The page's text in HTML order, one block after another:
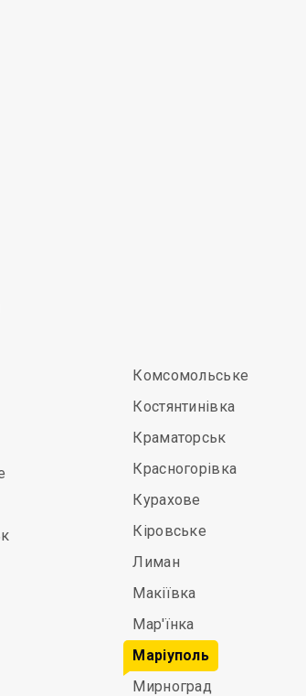
Комсомольське
Костянтинівка
Краматорськ
Красногорівка
Курахове
Кіровське
Лиман
Макіївка
Мар'їнка
Маріуполь
Мирноград